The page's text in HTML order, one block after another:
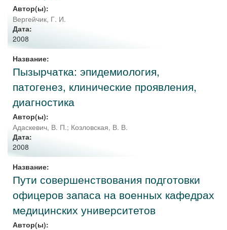
Автор(ы):
Вергейчик, Г. И.
Дата:
2008
Название:
Пызырчатка: эпидемиология,
патогенез, клинические проявления,
диагностика
Автор(ы):
Адаскевич, В. П.; Козловская, В. В.
Дата:
2008
Название:
Пути совершенствования подготовки
офицеров запаса на военных кафедрах
медицинских университетов
Автор(ы):